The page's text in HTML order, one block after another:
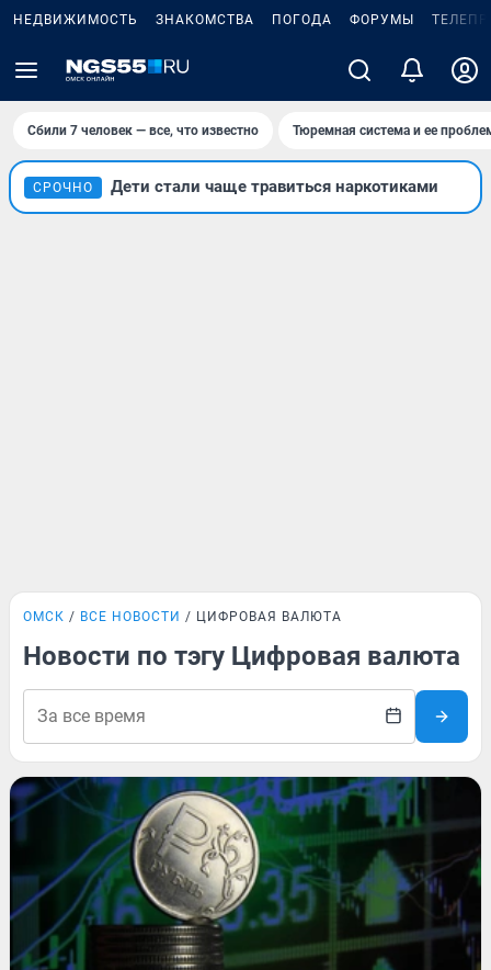
НЕДВИЖИМОСТЬ ЗНАКОМСТВА ПОГОДА ФОРУМЫ
Сбили 7 человек — все, что известно Тюремная система и ее
СРОЧНО Дети стали чаще травиться наркотиками
ОМСК ВСЕ НОВОСТИ ЦИФРОВАЯ ВАЛЮТА
Новости по тэгу Цифровая валюта